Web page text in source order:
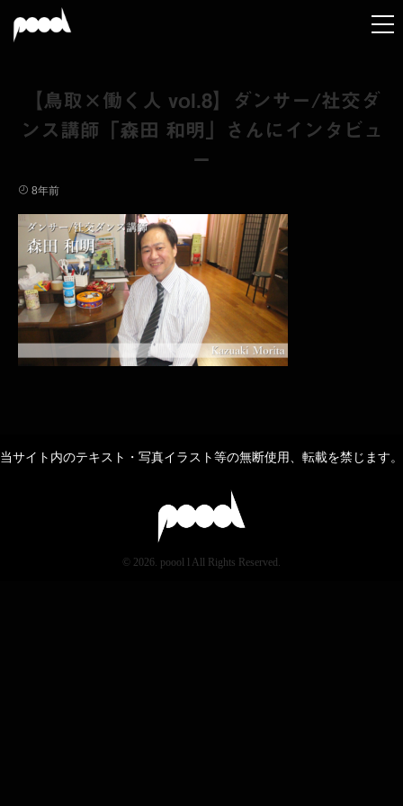
【鳥取×働く人 vol.8】ダンサー/社交ダ
ンス講師「森田 和明」さんにインタビュ
ー
8年前
当サイト内のテキスト・写真イラスト等の無断使用、転載を禁じます。
© 2026. poool l All Rights Reserved.